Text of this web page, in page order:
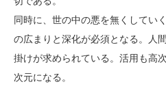
同時に、世の中の悪を無くしてい
の広まりと深化が必須となる。人
掛けが求められている。活用も高
次元になる。